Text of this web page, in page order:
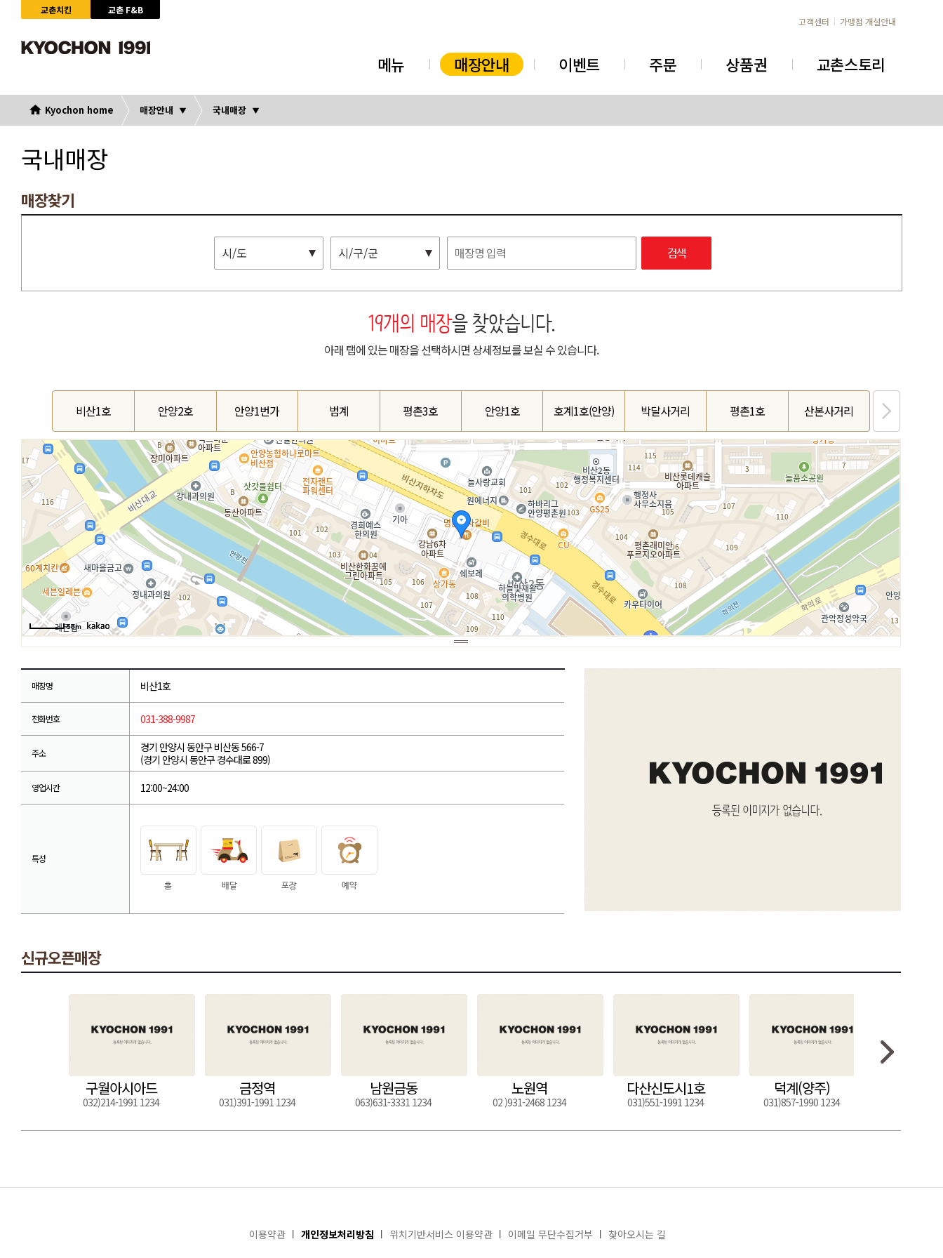
교촌치킨
교촌 F&B
고객센터
가맹점 개설안내
메뉴 매장안내 이벤트 주문 상품권 교촌스토리
Kyochon home 매장안내 국내매장
국내매장
매장찾기
시/도 시/구/군 검색
19개의 매장을 찾았습니다.
아래 탭에 있는 매장을 선택하시면 상세정보를 보실 수 있습니다.
비산1호 안양2호 안양1번가 범계 평촌3호 안양1호 호계1호(안양) 박달사거리 평촌1호 산본사거리
50m
매장명 비산1호
전화번호 031-388-9987
주소
경기 안양시 동안구 비산동 566-7
(경기 안양시 동안구 경수대로 899)
영업시간 12:00~24:00
특성
신규오픈매장
구월아시아드
032)214-1991 1234
금정역
031)391-1991 1234
남원금동
063)631-3331 1234
노원역
02 )931-2468 1234
다산신도시1호
031)551-1991 1234
덕계(양주)
031)857-1990 1234
이용약관 개인정보처리방침 위치기반서비스 이용약관 이메일 무단수집거부 찾아오시는 길